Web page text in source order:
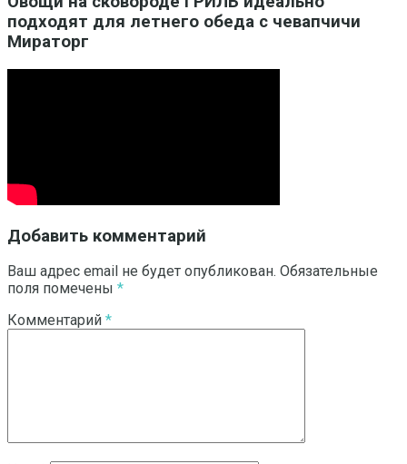
подходят для летнего обеда с чевапчичи
Мираторг
Добавить комментарий
Ваш адрес email не будет опубликован. Обязательные
поля помечены *
Комментарий *